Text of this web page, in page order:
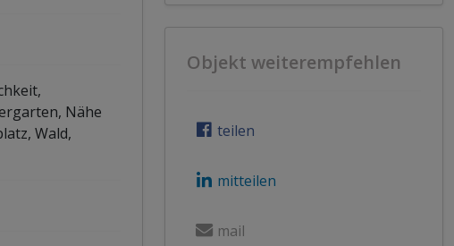
Nähe
Wald,
Objekt weiterempfehlen
teilen
mitteilen
mail